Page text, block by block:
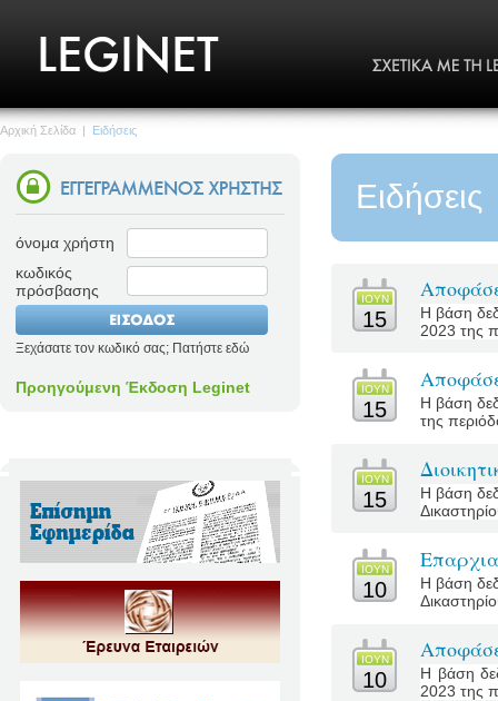
Αρχική Σελίδα | Ειδήσεις
όνομα χρήστη
κωδικός
πρόσβασης
Ξεχάσατε τον κωδικό σας; Πατήστε εδώ
Προηγούμενη Έκδοση Leginet
Ειδήσεις
ΙΟΥΝ
15
Η βάση
2023 της
ΙΟΥΝ
15
Η βάση
της
ΙΟΥΝ
15
Η βάση
ΙΟΥΝ
10
Η βάση
ΙΟΥΝ
10
Η βάση
2023 της